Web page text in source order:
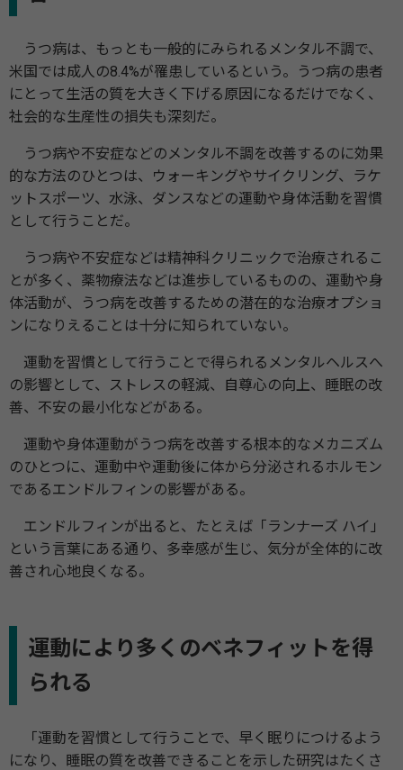
うつ病は、もっとも一般的にみられるメンタル不調で、
米国では成人の8.4%が罹患しているという。うつ病の患者
にとって生活の質を大きく下げる原因になるだけでなく、
社会的な生産性の損失も深刻だ。
うつ病や不安症などのメンタル不調を改善するのに効果
的な方法のひとつは、ウォーキングやサイクリング、ラケ
ットスポーツ、水泳、ダンスなどの運動や身体活動を習慣
として行うことだ。
うつ病や不安症などは精神科クリニックで治療されるこ
とが多く、薬物療法などは進歩しているものの、運動や身
体活動が、うつ病を改善するための潜在的な治療オプショ
ンになりえることは十分に知られていない。
運動を習慣として行うことで得られるメンタルヘルスへ
の影響として、ストレスの軽減、自尊心の向上、睡眠の改
善、不安の最小化などがある。
運動や身体運動がうつ病を改善する根本的なメカニズム
のひとつに、運動中や運動後に体から分泌されるホルモン
であるエンドルフィンの影響がある。
エンドルフィンが出ると、たとえば「ランナーズ ハイ」
という言葉にある通り、多幸感が生じ、気分が全体的に改
善され心地良くなる。
運動により多くのベネフィットを得
られる
「運動を習慣として行うことで、早く眠りにつけるよう
になり、睡眠の質を改善できることを示した研究はたくさ